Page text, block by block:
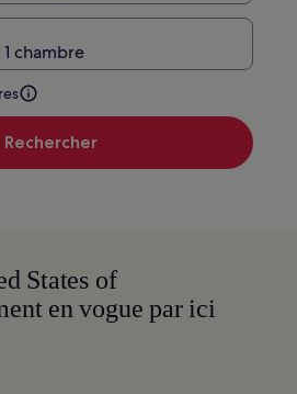
chambre
Rechercher
States of
en vogue par ici